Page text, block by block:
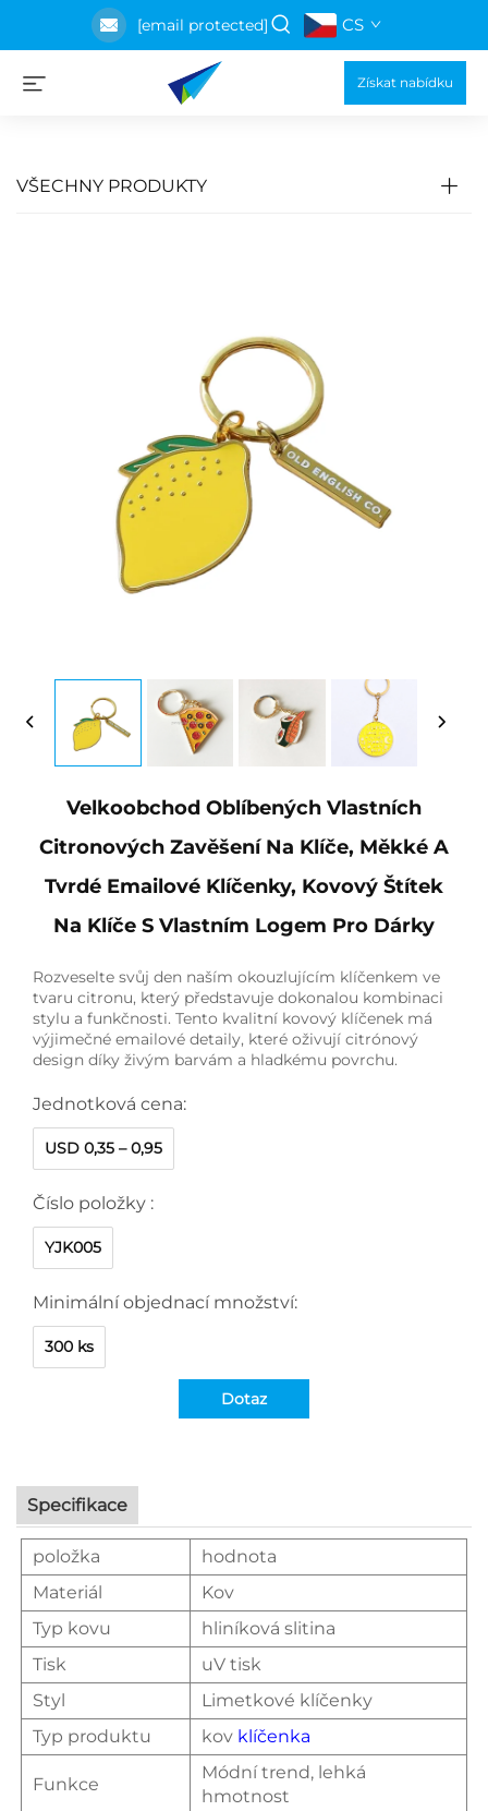
[email protected] CS
Získat nabídku
VŠECHNY PRODUKTY
Velkoobchod Oblíbených Vlastních
Citronových Zavěšení Na Klíče, Měkké A
Tvrdé Emailové Klíčenky, Kovový Štítek
Na Klíče S Vlastním Logem Pro Dárky
Rozveselte svůj den naším okouzlujícím klíčenkem ve
tvaru citronu, který představuje dokonalou kombinaci
stylu a funkčnosti. Tento kvalitní kovový klíčenek má
výjimečné emailové detaily, které oživují citrónový
design díky živým barvám a hladkému povrchu.
Jednotková cena:
USD 0,35 – 0,95
Číslo položky :
YJK005
Minimální objednací množství:
300 ks
Dotaz
Specifikace
položka
hodnota
Materiál
Kov
Typ kovu
hliníková slitina
Tisk
uV tisk
Styl
Limetkové klíčenky
Typ produktu
kov klíčenka
Funkce
Módní trend, lehká
hmotnost